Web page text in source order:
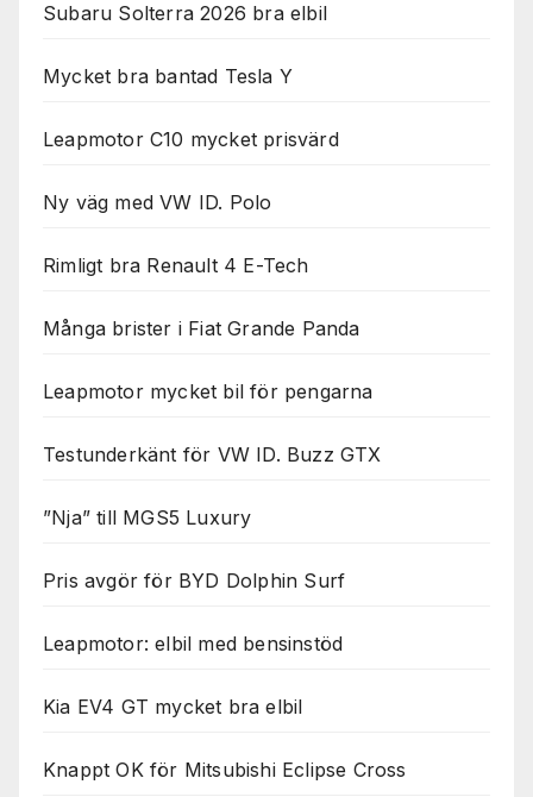
Subaru Solterra 2026 bra elbil
Mycket bra bantad Tesla Y
Leapmotor C10 mycket prisvärd
Ny väg med VW ID. Polo
Rimligt bra Renault 4 E-Tech
Många brister i Fiat Grande Panda
Leapmotor mycket bil för pengarna
Testunderkänt för VW ID. Buzz GTX
”Nja” till MGS5 Luxury
Pris avgör för BYD Dolphin Surf
Leapmotor: elbil med bensinstöd
Kia EV4 GT mycket bra elbil
Knappt OK för Mitsubishi Eclipse Cross